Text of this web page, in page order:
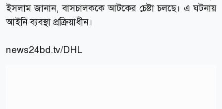
ইসলাম জানান, বাসচালককে আটকের চেষ্টা চলছে। এ ঘটনায়
আইনি ব্যবস্থা প্রক্রিয়াধীন।
news24bd.tv/DHL